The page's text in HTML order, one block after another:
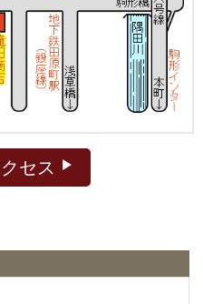
セス